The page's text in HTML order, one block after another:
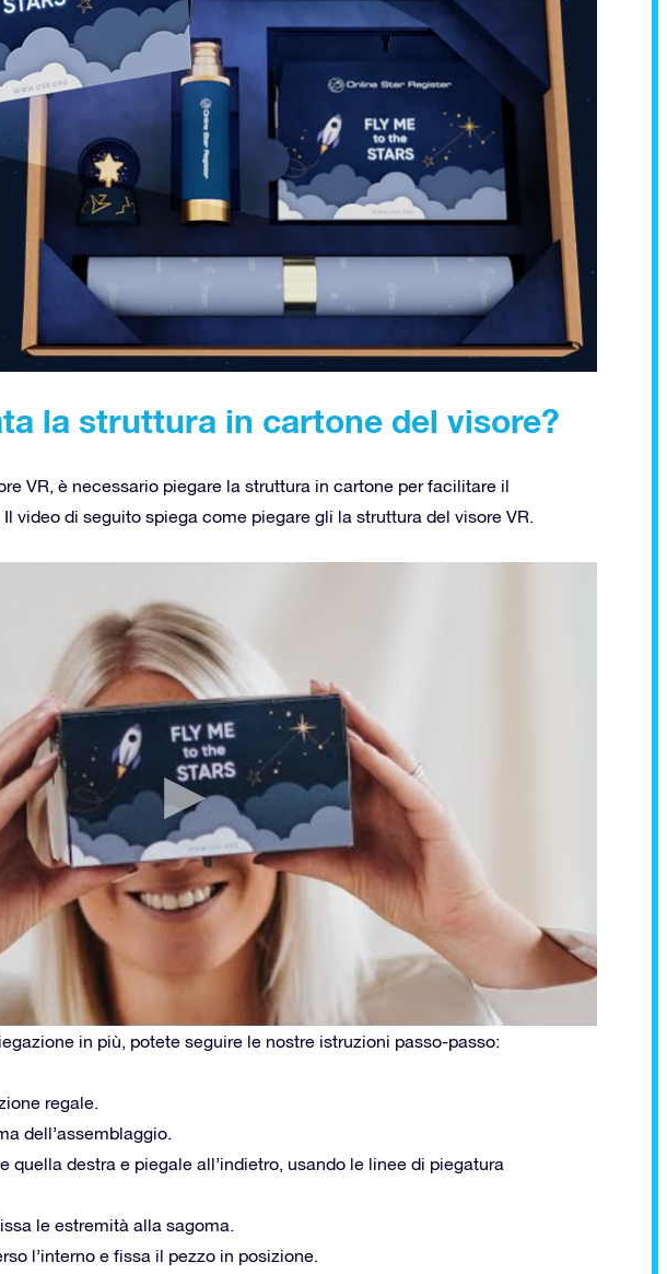
la struttura in cartone del visore?
VR, è necessario piegare la struttura in cartone per facilitare il
video di seguito spiega come piegare gli la struttura del visore VR.
in più, potete seguire le nostre istruzioni passo-passo:
regale.
dell’assemblaggio.
quella destra e piegale all’indietro, usando le linee di piegatura
le estremità alla sagoma.
l’interno e fissa il pezzo in posizione.